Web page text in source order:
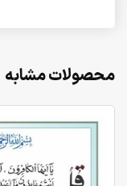
محصولات مشابه